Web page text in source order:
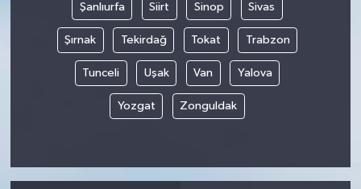
Şanlıurfa Siirt Sinop Sivas
Şırnak Tekirdağ Tokat Trabzon
Tunceli Uşak Van Yalova
Yozgat Zonguldak